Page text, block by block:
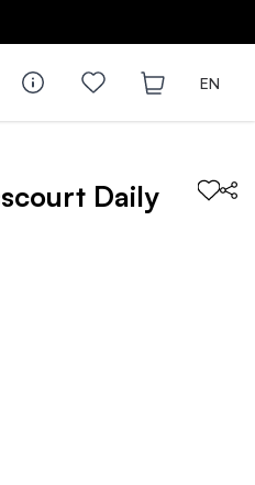
EN
Daily